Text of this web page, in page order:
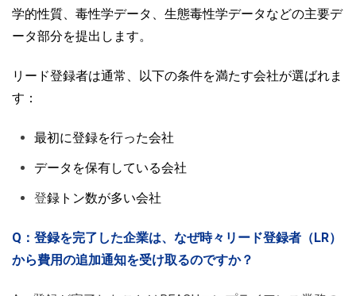
学的性質、毒性学データ、生態毒性学データなどの主要デ
ータ部分を提出します。
リード登録者は通常、以下の条件を満たす会社が選ばれま
す：
最初に登録を行った会社
データを保有している会社
登録トン数が多い会社
Q：登録を完了した企業は、なぜ時々リード登録者（LR）
から費用の追加通知を受け取るのですか？